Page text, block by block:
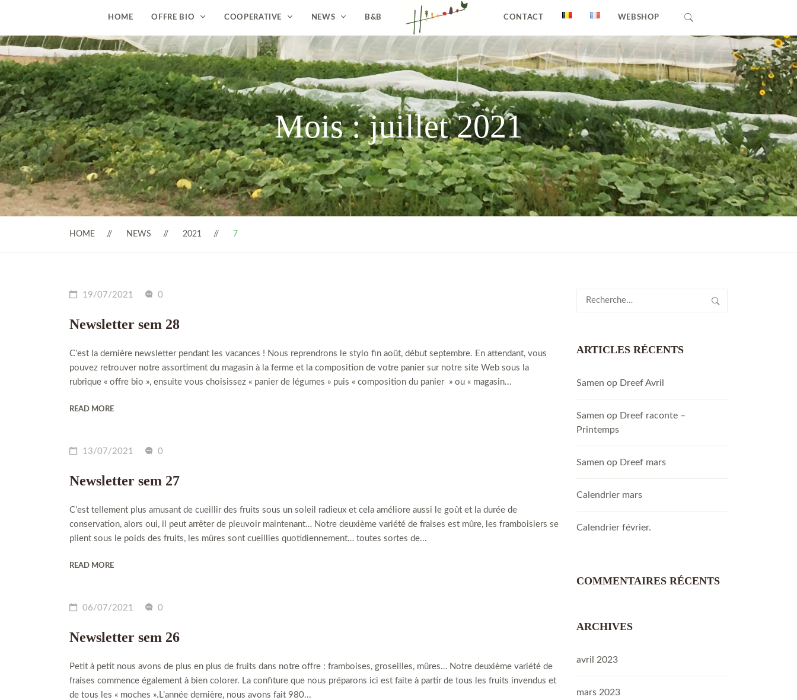
HOME OFFRE BIO COOPERATIVE NEWS B&B CONTACT WEBSHOP
Mois :juillet 2021
HOME NEWS 2021 7
19/07/2021 0
Newsletter sem 28
C’est la dernière newsletter pendant les vacances ! Nous reprendrons le stylo fin août, début septembre. En attendant, vous
pouvez retrouver notre assortiment du magasin à la ferme et la composition de votre panier sur notre site Web sous la
rubrique « offre bio », ensuite vous choisissez « panier de légumes » puis « composition du panier » ou « magasin...
READ MORE
13/07/2021 0
Newsletter sem 27
C’est tellement plus amusant de cueillir des fruits sous un soleil radieux et cela améliore aussi le goût et la durée de
conservation, alors oui, il peut arrêter de pleuvoir maintenant… Notre deuxième variété de fraises est mûre, les framboisiers se
plient sous le poids des fruits, les mûres sont cueillies quotidiennement… toutes sortes de...
READ MORE
06/07/2021 0
Newsletter sem 26
Petit à petit nous avons de plus en plus de fruits dans notre offre : framboises, groseilles, mûres… Notre deuxième variété de
fraises commence également à bien colorer. La confiture que nous préparons ici est faite à partir de tous les fruits invendus et
de tous les « moches ».L’année dernière, nous avons fait 980...
Rechercher :
ARTICLES RÉCENTS
Samen op Dreef Avril
Samen op Dreef raconte –
Printemps
Samen op Dreef mars
Calendrier mars
Calendrier février.
COMMENTAIRES RÉCENTS
ARCHIVES
avril 2023
mars 2023